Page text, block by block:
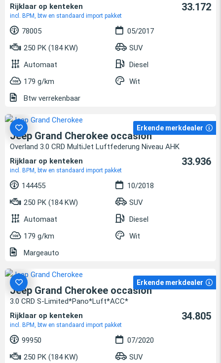
Rijklaar op kenteken
incl. BPM, btw en standaard import pakket
33.172
78005
05/2017
250 PK (184 KW)
SUV
Automaat
Diesel
179 g/km
Wit
Btw verrekenbaar
Erkende merkdealer
Jeep Grand Cherokee occasion
Overland 3.0 CRD MultiJet Luftfederung Niveau AHK
Rijklaar op kenteken
incl. BPM, btw en standaard import pakket
33.936
144455
10/2018
250 PK (184 KW)
SUV
Automaat
Diesel
179 g/km
Wit
Margeauto
Erkende merkdealer
Jeep Grand Cherokee occasion
3.0 CRD S-Limited*Pano*Luft*ACC*
Rijklaar op kenteken
incl. BPM, btw en standaard import pakket
34.805
99950
07/2020
250 PK (184 KW)
SUV